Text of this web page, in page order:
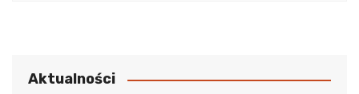
Aktualności